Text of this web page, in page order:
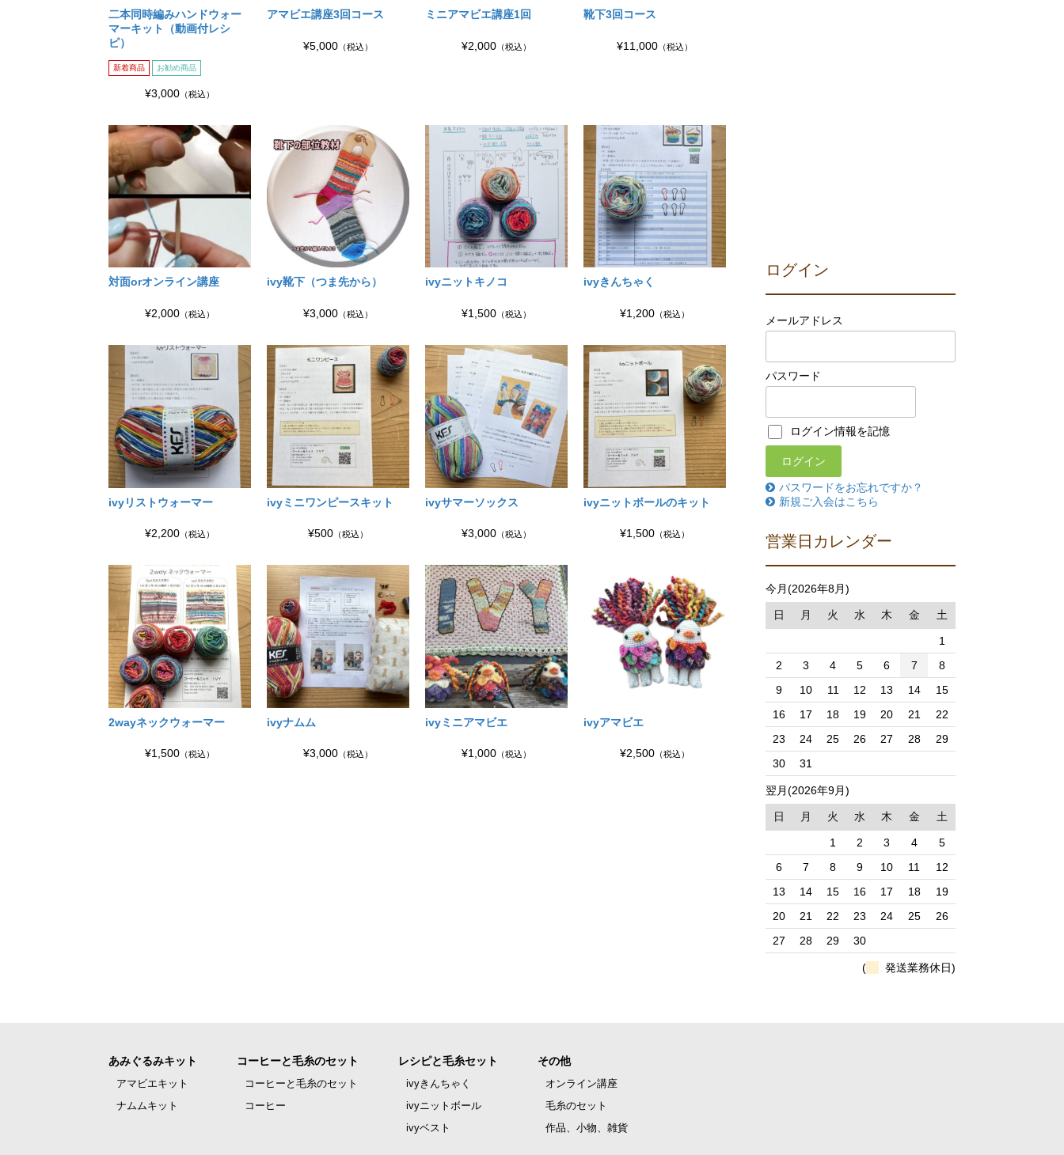
二本同時編みハンドウォー
マーキット（動画付レシ
ピ）
新着商品 お勧め商品
¥3,000 （税込）
アマビエ講座3回コース
¥5,000 （税込）
ミニアマビエ講座1回
¥2,000（税込）
靴下3回コース
¥11,000（税込）
対面orオンライン講座
¥2,000 （税込）
ivy靴下（つま先から）
¥3,000 （税込）
ivyニットキノコ
¥1,500（税込）
ivyきんちゃく
¥1,200（税込）
ivyリストウォーマー
¥2,200 （税込）
ivyミニワンピースキット
¥500 （税込）
ivyサマーソックス
¥3,000（税込）
ivyニットボールのキット
¥1,500（税込）
2wayネックウォーマー
¥1,500 （税込）
ivyナムム
¥3,000 （税込）
ivyミニアマビエ
¥1,000（税込）
ivyアマビエ
¥2,500（税込）
ログイン
メールアドレス
パスワード
ログイン情報を記憶
パスワードをお忘れですか？
新規ご入会はこちら
営業日カレンダー
今月(2026年8月)
日 月 火 水 木 金 土
1
2
3 4 5 6 7
8
9
10 11 12 13 14
15
16
17 18 19 20 21
22
23
24 25 26 27 28
29
30
31
翌月(2026年9月)
日 月 火 水 木 金 土
1 2 3 4
5
6
7 8 9 10 11
12
13
14 15 16 17 18
19
20
21 22 23 24 25
26
27
28 29 30
( 発送業務休日)
あみぐるみキット
アマビエキット
ナムムキット
コーヒーと毛糸のセット
コーヒーと毛糸のセット
コーヒー
レシピと毛糸セット
ivyきんちゃく
ivyニットボール
ivyベスト
その他
オンライン講座
毛糸のセット
作品、小物、雑貨